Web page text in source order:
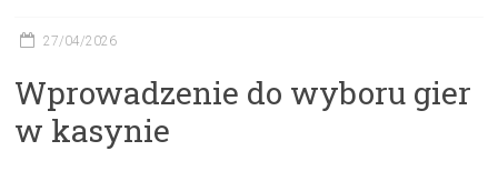
27/04/2026
Wprowadzenie do wyboru gier
w kasynie